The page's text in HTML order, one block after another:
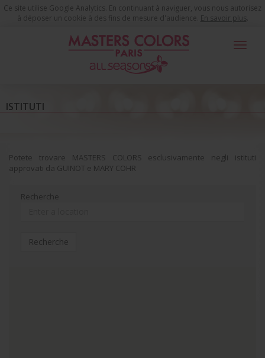
Ce site utilise Google Analytics. En continuant à naviguer, vous nous autorisez
à déposer un cookie à des fins de mesure d'audience. En savoir plus
Toggle
ISTITUTI
Potete trovare MASTERS COLORS esclusivamente negli istituti
approvati da GUINOT e MARY COHR
Recherche
Recherche